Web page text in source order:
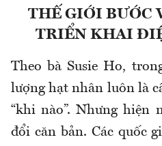
THẾ GIỚI BƯỚC
TRIỂN KHAI
Theo bà Susie Ho,
lượng hạt nhân luôn là
“khi nào”. Nhưng hiện
đổi căn bản. Các quốc